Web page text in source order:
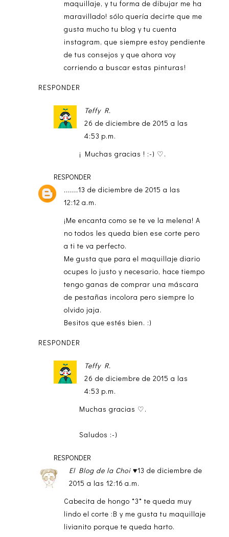
maquillaje, y tu forma de dibujar me ha
maravillado! sólo quería decirte que me
gusta mucho tu blog y tu cuenta
instagram, que siempre estoy pendiente
de tus consejos y que ahora voy
corriendo a buscar estas pinturas!
RESPONDER
Teffy R.
26 de diciembre de 2015 a las
4:53 p.m.
¡ Muchas gracias ! :-) ♡.
RESPONDER
.......13 de diciembre de 2015 a las
12:12 a.m.
¡Me encanta como se te ve la melena! A
no todos les queda bien ese corte pero
a ti te va perfecto.
Me gusta que para el maquillaje diario
ocupes lo justo y necesario, hace tiempo
tengo ganas de comprar una máscara
de pestañas incolora pero siempre lo
olvido jaja.
Besitos que estés bien. :)
RESPONDER
Teffy R.
26 de diciembre de 2015 a las
4:53 p.m.
Muchas gracias ♡.
Saludos :-)
RESPONDER
El Blog de la Choi ♥13 de diciembre de
2015 a las 12:16 a.m.
Cabecita de hongo *3* te queda muy
lindo el corte :B y me gusta tu maquillaje
livianito porque te queda harto.